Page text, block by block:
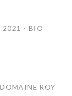
2021 - BIO
ROY